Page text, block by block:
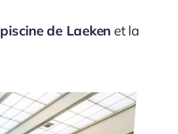
piscine de Laekenet la